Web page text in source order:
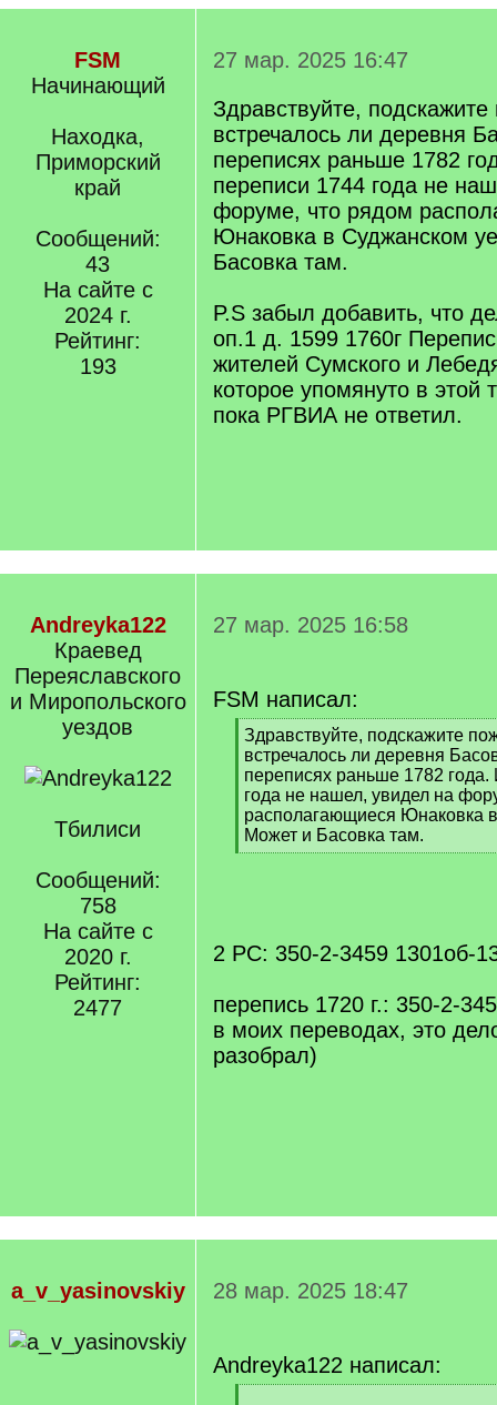
FSM
Начинающий
Находка,
Приморский
край
Сообщений:
43
На сайте с
2024 г.
Рейтинг:
193
27 мар. 2025 16:47
Здравствуйте,
встречалось ли деревня
переписях раньше 1782
переписи 1744 года не
форуме, что рядом
Юнаковка в Суджанском
Басовка там.
P.S забыл добавить, что
оп.1 д. 1599 1760г
жителей Сумского и
которое упомянуто в этой
пока РГВИА не ответил.
Andreyka122
Краевед
Переяславского
и Миропольского
уездов
Тбилиси
Сообщений:
758
На сайте с
2020 г.
Рейтинг:
2477
27 мар. 2025 16:58
FSM написал:
[
q
]
Здравствуйте, подскажите
встречалось ли деревня
переписях раньше 1782
года не нашел, увидел на
располагающиеся Юнаковка
Может и Басовка там.
[
2 РС: 350-2-3459 1301об-
перепись 1720 г.: 350-2-
в моих переводах, это
разобрал)
a_v_yasinovskiy 28 мар. 2025 18:47
Andreyka122 написал: